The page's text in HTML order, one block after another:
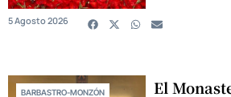
5 Agosto 2026
BARBASTRO-MONZÓN El